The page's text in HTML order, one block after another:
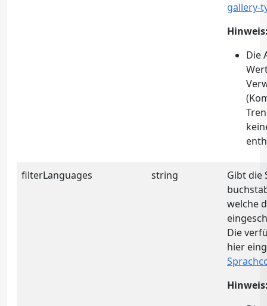
gallery-
Die
filterLanguages string
Gibt die
welche
Die
hier